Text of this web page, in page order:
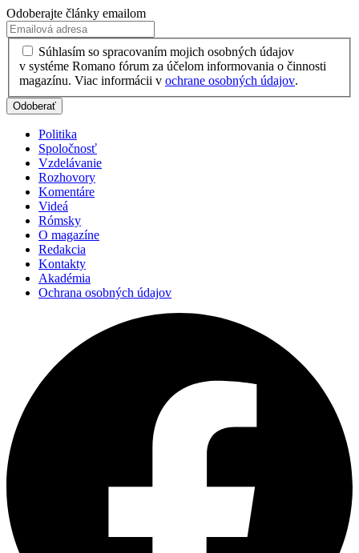
Odoberajte články emailom
Súhlasím so spracovaním mojich osobných údajov
v systéme Romano fórum za účelom informovania o činnosti
magazínu. Viac informácii v ochrane osobných údajov.
Politika
Spoločnosť
Vzdelávanie
Rozhovory
Komentáre
Videá
Rómsky
O magazíne
Redakcia
Kontakty
Akadémia
Ochrana osobných údajov